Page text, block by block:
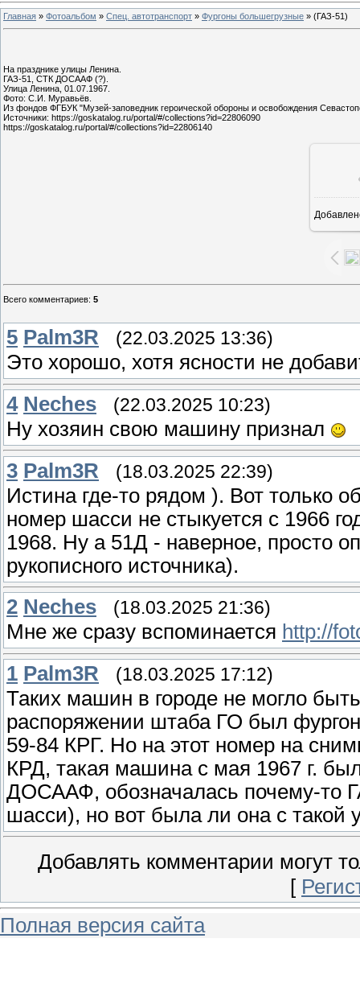
Главная » Фотоальбом » Спец. автотранспорт » Фургоны большегрузные » (ГАЗ-51)
На празднике улицы Ленина.
ГАЗ-51, СТК ДОСААФ (?).
Улица Ленина, 01.07.1967.
Фото: С.И. Муравьёв.
Из фондов ФГБУК "Музей-заповедник героической обороны и освобождения
Источники: https://goskatalog.ru/portal/#/collections?id=22806090
https://goskatalog.ru/portal/#/collections?id=22806140
Всего комментариев: 5
5 Palm3R (22.03.2025 13:36)
Это хорошо, хотя ясности не
4 Neches (22.03.2025 10:23)
Ну хозяин свою машину признал
3 Palm3R (18.03.2025 22:39)
Истина где-то рядом ). Вот только
номер шасси не стыкуется с 1966
1968. Ну а 51Д - наверное, просто
рукописного источника).
2 Neches (18.03.2025 21:36)
Мне же сразу вспоминается http://
1 Palm3R (18.03.2025 17:12)
Таких машин в городе не могло
распоряжении штаба ГО был
59-84 КРГ. Но на этот номер на
КРД, такая машина с мая 1967 г.
ДОСААФ, обозначалась почему-то
шасси), но вот была ли она с такой
Добавлять комментарии могут
[
Полная версия сайта